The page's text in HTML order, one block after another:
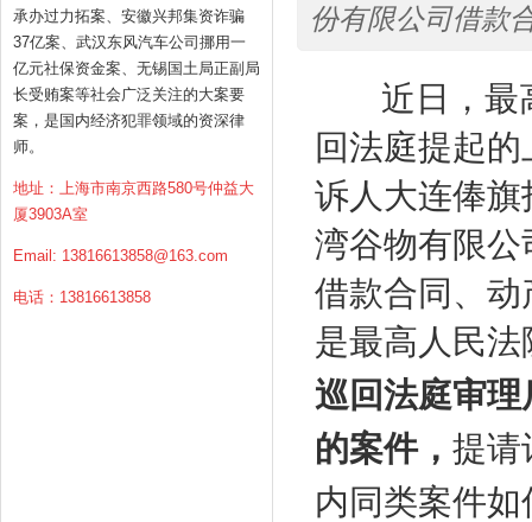
承办过力拓案、安徽兴邦集资诈骗
37亿案、武汉东风汽车公司挪用一
亿元社保资金案、无锡国土局正副局
长受贿案等社会广泛关注的大案要
案，是国内经济犯罪领域的资深律
师。
地址：上海市南京西路580号仲益大
厦3903A室
Email: 13816613858@163.com
电话：13816613858
份有限公司借款
近日，最
回法庭提起
诉人大连俸
湾谷物有限
借款合同、
是最高人民
巡回法庭审
的案件， 提请
内同类案件